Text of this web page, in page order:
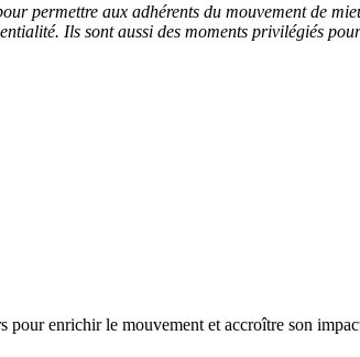
permettre aux adhérents du mouvement de
Ils sont aussi des moments privilégiés
pour enrichir le mouvement et accroître son